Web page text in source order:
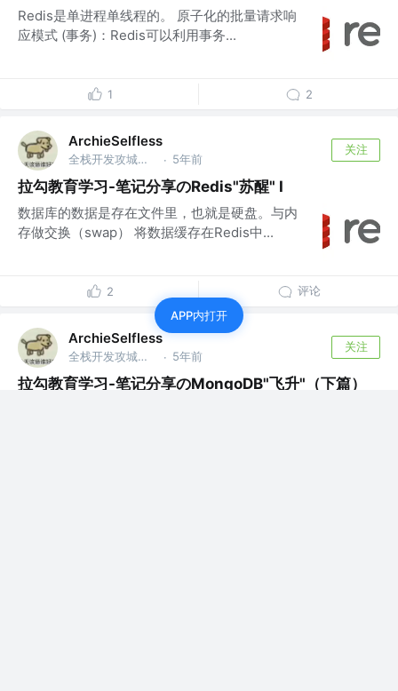
Redis是单进程单线程的。 原子化的批量请求响
应模式 (事务)：Redis可以利用事务...
1 2
ArchieSelfless
全栈开发攻城狮 @深圳威富通科技有限公司 · 5年前
关注
拉勾教育学习-笔记分享のRedis"苏醒" I
数据库的数据是存在文件里，也就是硬盘。与内
存做交换（swap） 将数据缓存在Redis中...
2 评论
ArchieSelfless
全栈开发攻城狮 @深圳威富通科技有限公司 · 5年前
关注
拉勾教育学习-笔记分享のMongoDB"飞升"（下篇）
APP内打开